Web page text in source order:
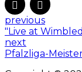
previous
"Live at
next
Pfalzliga-